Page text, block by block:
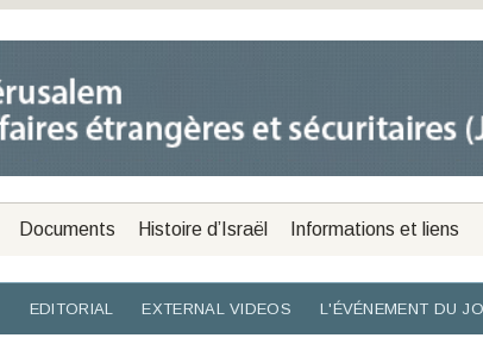
Documents Histoire d’Israël Informations et liens
EDITORIAL EXTERNAL VIDEOS L'ÉVÉNEMENT DU